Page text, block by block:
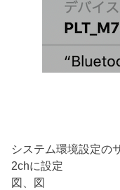
システム環境設定の
2chに設定
図、図